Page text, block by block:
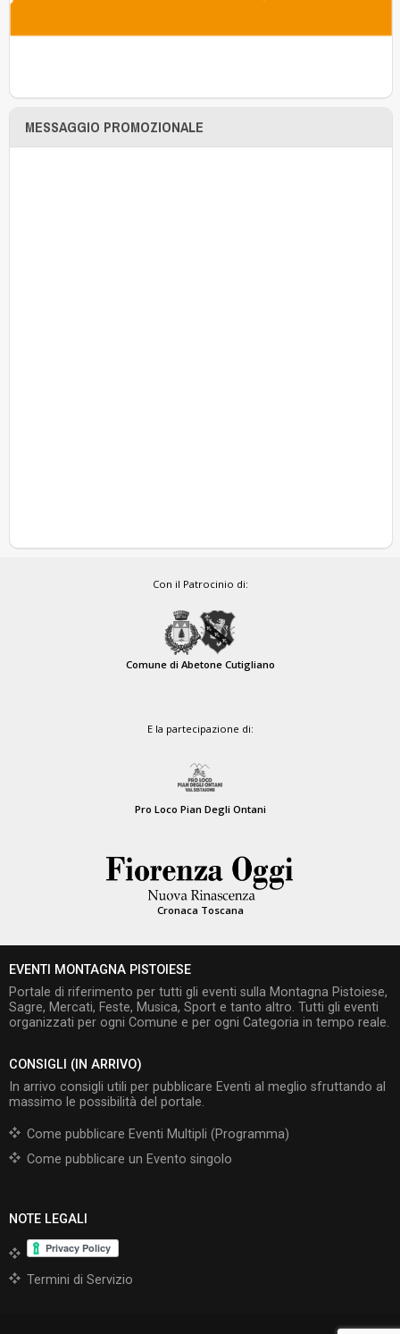
MESSAGGIO PROMOZIONALE
Con il Patrocinio di:
Comune di Abetone Cutigliano
E la partecipazione di:
Pro Loco Pian Degli Ontani
Cronaca Toscana
EVENTI MONTAGNA PISTOIESE
Portale di riferimento per tutti gli eventi sulla Montagna Pistoiese,
Sagre, Mercati, Feste, Musica, Sport e tanto altro. Tutti gli eventi
organizzati per ogni Comune e per ogni Categoria in tempo reale.
CONSIGLI (IN ARRIVO)
In arrivo consigli utili per pubblicare Eventi al meglio sfruttando al
massimo le possibilità del portale.
Come pubblicare Eventi Multipli (Programma)
Come pubblicare un Evento singolo
NOTE LEGALI
Termini di Servizio